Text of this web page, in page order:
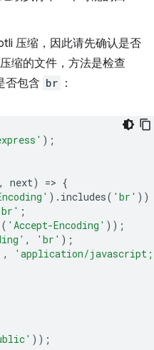
压缩，因此请先确认是否
缩的文件，方法是检查
否包含 br ：
);
, next) => {
). includes( 'br' ))
;
( 'Accept-Encoding' ));
, 'br' );
,
'application/javascript;
));